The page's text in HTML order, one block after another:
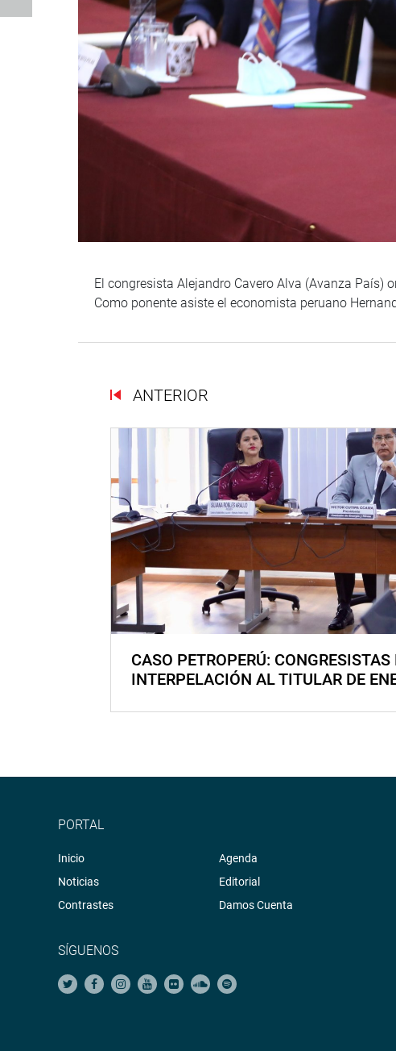
El congresista Alejandro Cavero Alva (Avanza País)
Como ponente asiste el economista peruano
ANTERIOR
CASO PETROPERÚ:
INTERPELACIÓN AL TITULAR DE
PORTAL
Inicio
Noticias
Contrastes
Agenda
Editorial
Damos Cuenta
SÍGUENOS